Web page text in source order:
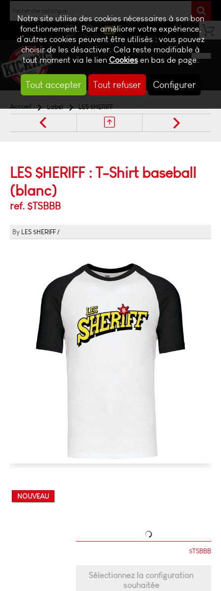
Notre site utilise des cookies nécessaires à son bon
fonctionnement. Pour améliorer votre expérience,
d’autres cookies peuvent être utilisés : vous pouvez
choisir de les désactiver. Cela reste modifiable à
tout moment via le lienCookiesen bas de page.
Tout accepter Tout refuser Configurer
NEWS CONTACTBILLETTERIE
Accueil Label LES $HERIFF
LES $HERIFF : T-Shirt baseball
(blanc)
ref. $TSBBB
LES $HERIFF
NOUVEAU
$TSBBB
Sélectionnez la configuration
souhaitée